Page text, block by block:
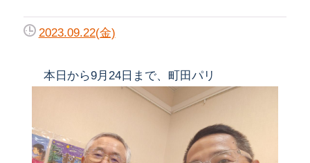
2023.09.22(金)
本日から9月24日まで、町田パリ